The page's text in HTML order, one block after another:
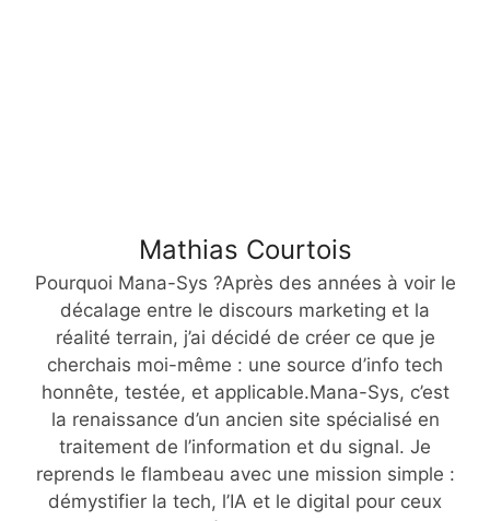
Mathias Courtois
Pourquoi Mana-Sys ?Après des années à voir le
décalage entre le discours marketing et la
réalité terrain, j’ai décidé de créer ce que je
cherchais moi-même : une source d’info tech
honnête, testée, et applicable.Mana-Sys, c’est
la renaissance d’un ancien site spécialisé en
traitement de l’information et du signal. Je
reprends le flambeau avec une mission simple :
démystifier la tech, l’IA et le digital pour ceux